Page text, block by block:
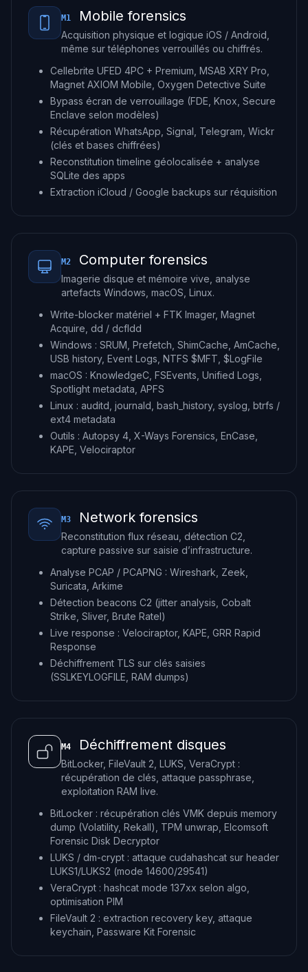
M1 Mobile forensics
Acquisition physique et logique iOS / Android,
même sur téléphones verrouillés ou chiffrés.
Cellebrite UFED 4PC + Premium, MSAB XRY Pro,
Magnet AXIOM Mobile, Oxygen Detective Suite
Bypass écran de verrouillage (FDE, Knox, Secure
Enclave selon modèles)
Récupération WhatsApp, Signal, Telegram, Wickr
(clés et bases chiffrées)
Reconstitution timeline géolocalisée + analyse
SQLite des apps
Extraction iCloud / Google backups sur réquisition
M2 Computer forensics
Imagerie disque et mémoire vive, analyse
artefacts Windows, macOS, Linux.
Write-blocker matériel + FTK Imager, Magnet
Acquire, dd / dcfldd
Windows : SRUM, Prefetch, ShimCache, AmCache,
USB history, Event Logs, NTFS $MFT, $LogFile
macOS : KnowledgeC, FSEvents, Unified Logs,
Spotlight metadata, APFS
Linux : auditd, journald, bash_history, syslog, btrfs /
ext4 metadata
Outils : Autopsy 4, X-Ways Forensics, EnCase,
KAPE, Velociraptor
M3 Network forensics
Reconstitution flux réseau, détection C2,
capture passive sur saisie d’infrastructure.
Analyse PCAP / PCAPNG : Wireshark, Zeek,
Suricata, Arkime
Détection beacons C2 (jitter analysis, Cobalt
Strike, Sliver, Brute Ratel)
Live response : Velociraptor, KAPE, GRR Rapid
Response
Déchiffrement TLS sur clés saisies
(SSLKEYLOGFILE, RAM dumps)
M4 Déchiffrement disques
BitLocker, FileVault 2, LUKS, VeraCrypt :
récupération de clés, attaque passphrase,
exploitation RAM live.
BitLocker : récupération clés VMK depuis memory
dump (Volatility, Rekall), TPM unwrap, Elcomsoft
Forensic Disk Decryptor
LUKS / dm-crypt : attaque cudahashcat sur header
LUKS1/LUKS2 (mode 14600/29541)
VeraCrypt : hashcat mode 137xx selon algo,
optimisation PIM
FileVault 2 : extraction recovery key, attaque
keychain, Passware Kit Forensic